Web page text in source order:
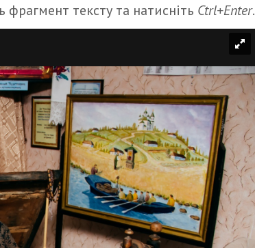
тексту та натисніть Ctrl+Enter.